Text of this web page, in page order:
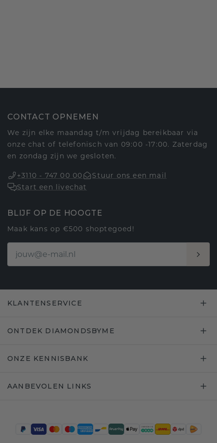
CONTACT OPNEMEN
We zijn elke maandag t/m vrijdag bereikbaar via
onze chat of telefonisch van 09:00 -17:00. Zaterdag
en zondag zijn we gesloten.
+3110 - 747 00 00
Stuur ons een mail
Start een livechat
BLIJF OP DE HOOGTE
Maak kans op €500 shoptegoed!
KLANTENSERVICE
ONTDEK DIAMONDSBYME
ONZE KENNISBANK
AANBEVOLEN LINKS